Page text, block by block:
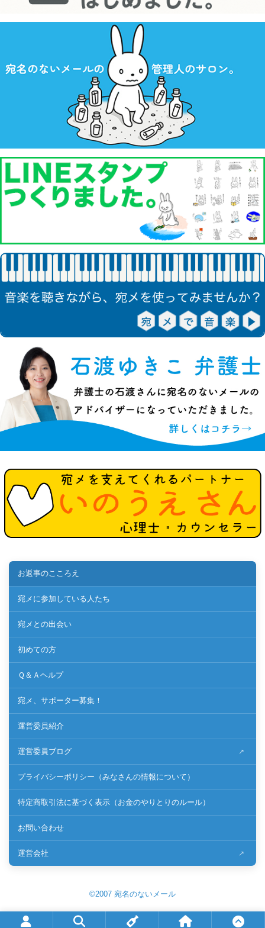
お返事のこころえ
宛メに参加している人たち
宛メとの出会い
初めての方
Ｑ＆Ａヘルプ
宛メ、サポーター募集！
運営委員紹介
運営委員ブログ
プライバシーポリシー（みなさんの情報について）
特定商取引法に基づく表示（お金のやりとりのルール）
お問い合わせ
運営会社
©2007 宛名のないメール